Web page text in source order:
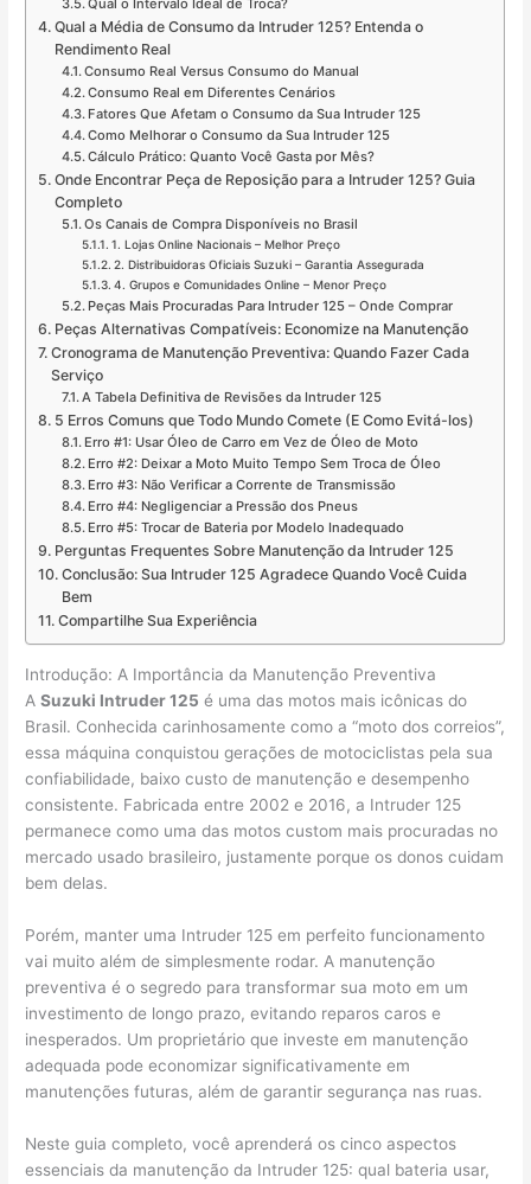
Qual o Intervalo Ideal de Troca?
Qual a Média de Consumo da Intruder 125? Entenda o
Rendimento Real
Consumo Real Versus Consumo do Manual
Consumo Real em Diferentes Cenários
Fatores Que Afetam o Consumo da Sua Intruder 125
Como Melhorar o Consumo da Sua Intruder 125
Cálculo Prático: Quanto Você Gasta por Mês?
Onde Encontrar Peça de Reposição para a Intruder 125? Guia
Completo
Os Canais de Compra Disponíveis no Brasil
1. Lojas Online Nacionais – Melhor Preço
2. Distribuidoras Oficiais Suzuki – Garantia Assegurada
4. Grupos e Comunidades Online – Menor Preço
Peças Mais Procuradas Para Intruder 125 – Onde Comprar
Peças Alternativas Compatíveis: Economize na Manutenção
Cronograma de Manutenção Preventiva: Quando Fazer Cada
Serviço
A Tabela Definitiva de Revisões da Intruder 125
5 Erros Comuns que Todo Mundo Comete (E Como Evitá-los)
Erro #1: Usar Óleo de Carro em Vez de Óleo de Moto
Erro #2: Deixar a Moto Muito Tempo Sem Troca de Óleo
Erro #3: Não Verificar a Corrente de Transmissão
Erro #4: Negligenciar a Pressão dos Pneus
Erro #5: Trocar de Bateria por Modelo Inadequado
Perguntas Frequentes Sobre Manutenção da Intruder 125
Conclusão: Sua Intruder 125 Agradece Quando Você Cuida
Bem
Compartilhe Sua Experiência
Introdução: A Importância da Manutenção Preventiva
ASuzuki Intruder 125 é uma das motos mais icônicas do
Brasil. Conhecida carinhosamente como a “moto dos correios”,
essa máquina conquistou gerações de motociclistas pela sua
confiabilidade, baixo custo de manutenção e desempenho
consistente. Fabricada entre 2002 e 2016, a Intruder 125
permanece como uma das motos custom mais procuradas no
mercado usado brasileiro, justamente porque os donos cuidam
bem delas.
Porém, manter uma Intruder 125 em perfeito funcionamento
vai muito além de simplesmente rodar. A manutenção
preventiva é o segredo para transformar sua moto em um
investimento de longo prazo, evitando reparos caros e
inesperados. Um proprietário que investe em manutenção
adequada pode economizar significativamente em
manutenções futuras, além de garantir segurança nas ruas.
Neste guia completo, você aprenderá os cinco aspectos
essenciais da manutenção da Intruder 125: qual bateria usar,